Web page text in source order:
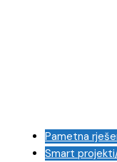
Pametna
Smart